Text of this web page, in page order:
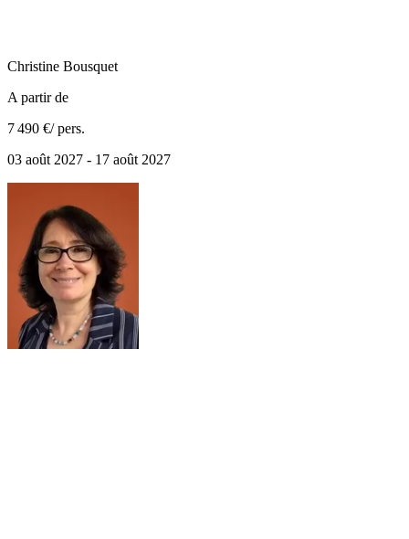
Christine Bousquet
A partir de
7 490 €/ pers.
03 août 2027 - 17 août 2027